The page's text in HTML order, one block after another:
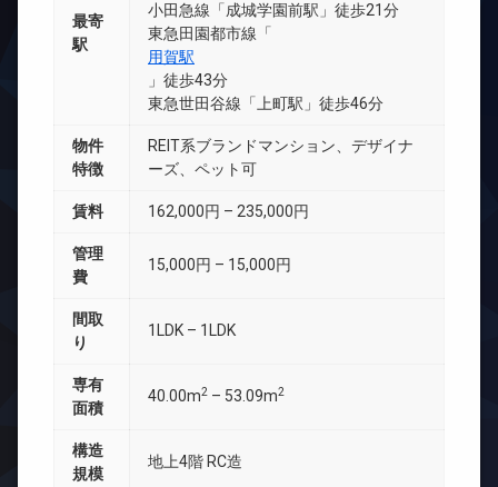
最寄
駅
小田急線「成城学園前駅」徒歩21分
東急田園都市線「
用賀駅
」徒歩43分
東急世田谷線「上町駅」徒歩46分
物件
特徴
REIT系ブランドマンション、デザイナ
ーズ、ペット可
賃料 162,000円 – 235,000円
管理
費
15,000円 – 15,000円
間取
り
1LDK – 1LDK
専有
面積
40.00m2 – 53.09m2
構造
規模
地上4階 RC造